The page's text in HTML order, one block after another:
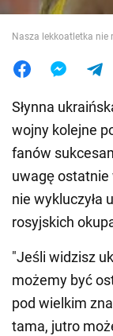
Jedzenie
Nasza lekkoatletka nie
Słynna
wojny kolejne
fanów
uwagę
nie wykluczyła
rosyjskich
"Jeśli widzisz
możemy być
pod wielkim
tama, jutro